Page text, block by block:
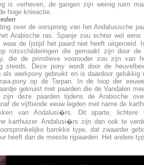
is verheven, de gangen zijn weinig ruim
hoge knieactie.
over de oorsprong van het Andalusische
Arabische ras. Spanje zou echter wel
waar de Ijstijd het paard niet heeft uitgeroeid.
rotsschilderingen die gemaakt zijn door
die de primitieve voorouder zou zijn van
steeds. Deze pony wordt door de
als werkpony gebruikt en is daardoor gelukkig
pony op de Tarpan. In de loop der
gekruist met paarden die de Vandalen
zijn deze paarden tijdens de Arabische
de vijftiende eeuw legden met name de
van Andalusi�rs. Dit aparte, lichtere
karthuizer. Andalusi�rs zijn dan ook te
barokke type, dat zwaarder
heeft dan de meeste rijpaarden. Het andere